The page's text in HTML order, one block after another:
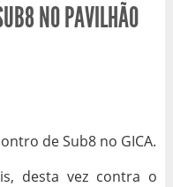
NO PAVILHÃO
de Sub8 no GICA.
desta vez contra o